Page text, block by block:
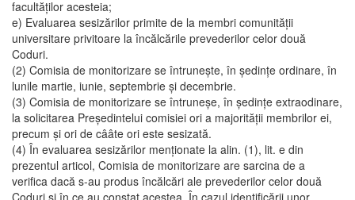
facultăţilor acesteia;
e) Evaluarea sesizărilor primite de la membri comunităţii
universitare privitoare la încălcările prevederilor celor două
Coduri.
(2) Comisia de monitorizare se întruneşte, în şedinţe ordinare, în
lunile martie, iunie, septembrie şi decembrie.
(3) Comisia de monitorizare se întruneşe, în şedinţe extraodinare,
la solicitarea Preşedintelui comisiei ori a majorităţii membrilor ei,
precum şi ori de cââte ori este sesizată.
(4) În evaluarea sesizărilor menţionate la alin. (1), lit. e din
prezentul articol, Comisia de monitorizare are sarcina de a
verifica dacă s-au produs încălcări ale prevederilor celor două
Coduri şi în ce au constat acestea. În cazul identificării unor